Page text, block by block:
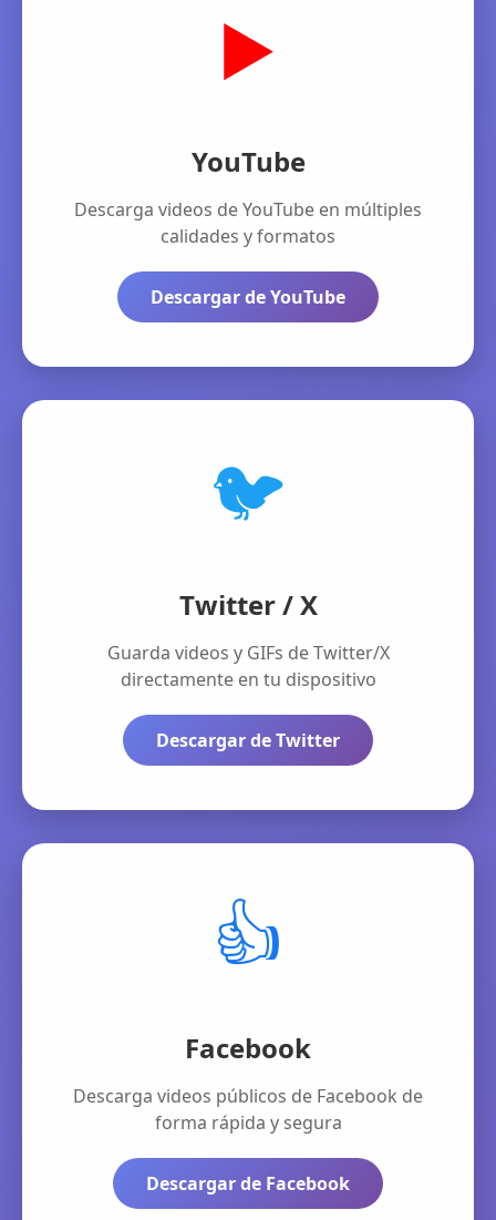
▶️
YouTube
Descarga videos de YouTube en múltiples
calidades y formatos
Descargar de YouTube
🐦
Twitter / X
Guarda videos y GIFs de Twitter/X
directamente en tu dispositivo
Descargar de Twitter
👍
Facebook
Descarga videos públicos de Facebook de
forma rápida y segura
Descargar de Facebook